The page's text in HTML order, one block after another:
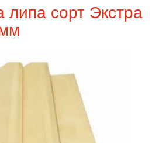
липа сорт Экстра